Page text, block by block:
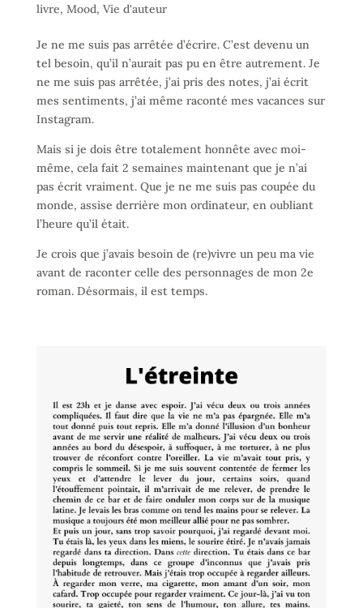
livre, Mood, Vie d'auteur
Je ne me suis pas arrêtée d’écrire. C’est devenu un
tel besoin, qu’il n’aurait pas pu en être autrement. Je
ne me suis pas arrêtée, j’ai pris des notes, j’ai écrit
mes sentiments, j’ai même raconté mes vacances sur
Instagram.
Mais si je dois être totalement honnête avec moi-
même, cela fait 2 semaines maintenant que je n’ai
pas écrit vraiment. Que je ne me suis pas coupée du
monde, assise derrière mon ordinateur, en oubliant
l’heure qu’il était.
Je crois que j’avais besoin de (re)vivre un peu ma vie
avant de raconter celle des personnages de mon 2e
roman. Désormais, il est temps.